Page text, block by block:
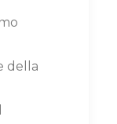
della